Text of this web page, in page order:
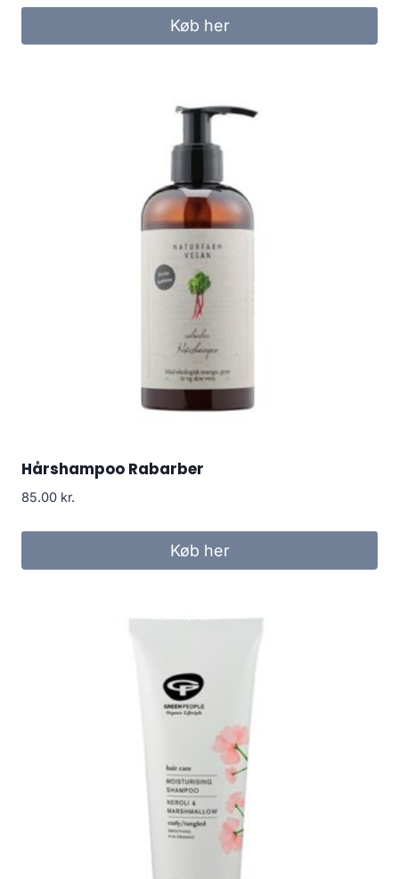
Køb her
Hårshampoo Rabarber
85.00 kr.
Køb her